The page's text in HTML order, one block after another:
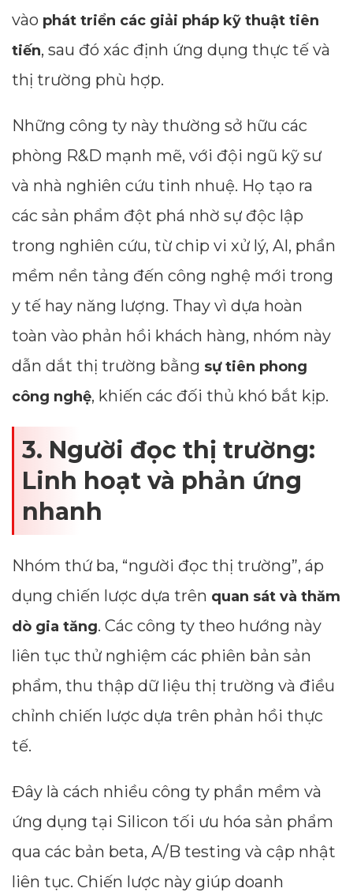
vào phát triển các giải pháp kỹ thuật tiên
tiến, sau đó xác định ứng dụng thực tế và
thị trường phù hợp.
Những công ty này thường sở hữu các
phòng R&D mạnh mẽ, với đội ngũ kỹ sư
và nhà nghiên cứu tinh nhuệ. Họ tạo ra
các sản phẩm đột phá nhờ sự độc lập
trong nghiên cứu, từ chip vi xử lý, AI, phần
mềm nền tảng đến công nghệ mới trong
y tế hay năng lượng. Thay vì dựa hoàn
toàn vào phản hồi khách hàng, nhóm này
dẫn dắt thị trường bằng sự tiên phong
công nghệ, khiến các đối thủ khó bắt kịp.
3. Người đọc thị trường:
Linh hoạt và phản ứng
nhanh
Nhóm thứ ba, “người đọc thị trường”, áp
dụng chiến lược dựa trên quan sát và thăm
dò gia tăng. Các công ty theo hướng này
liên tục thử nghiệm các phiên bản sản
phẩm, thu thập dữ liệu thị trường và điều
chỉnh chiến lược dựa trên phản hồi thực
tế.
Đây là cách nhiều công ty phần mềm và
ứng dụng tại Silicon tối ưu hóa sản phẩm
qua các bản beta, A/B testing và cập nhật
liên tục. Chiến lược này giúp doanh